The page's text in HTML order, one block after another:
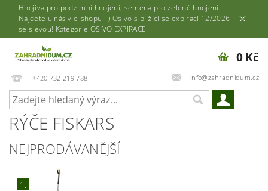
Hnojiva pro podzimní hnojení, semena pro zelené hnojení.
Najdete u nás v e-shopu :-) Osivo s blížící se expirací 12/2026
se slevou! Kategorie OSIVO EXPIRACE.
+420 732 219 788 info@zahradnidum.cz
0 Kč
RÝČE FISKARS
NEJPRODÁVANĚJŠÍ
1.